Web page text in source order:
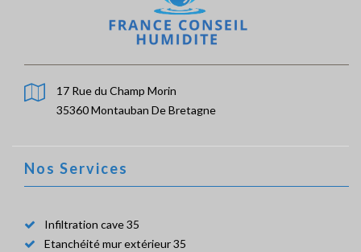
17 Rue du Champ Morin
35360 Montauban De Bretagne
Nos Services
Infiltration cave 35
Etanchéité mur extérieur 35